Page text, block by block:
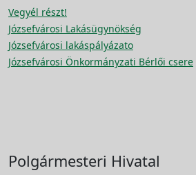
Vegyél részt!
Józsefvárosi Lakásügynökség
Józsefvárosi lakáspályázato
Józsefvárosi Önkormányzati Bérlői csere
Polgármesteri Hivatal